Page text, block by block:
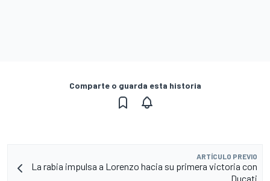
Comparte o guarda esta historia
ARTÍCULO PREVIO
La rabia impulsa a Lorenzo hacia su primera victoria con
Ducati